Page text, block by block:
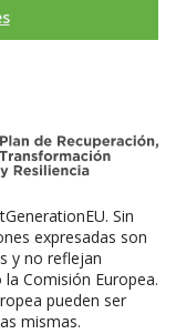
Sin
expresadas son
y no reflejan
Comisión Europea.
pueden ser
mismas.